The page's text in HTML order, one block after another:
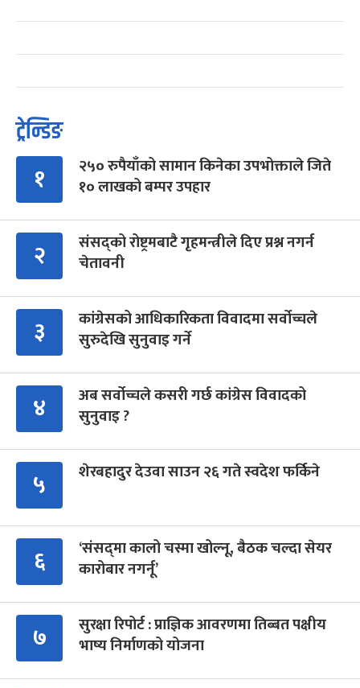
ट्रेन्डिङ
१
२५० रुपैयाँको सामान किनेका उपभोक्ताले जिते
१० लाखको बम्पर उपहार
२
संसद्को रोष्ट्रमबाटै गृहमन्त्रीले दिए प्रश्न नगर्न
चेतावनी
३
कांग्रेसको आधिकारिकता विवादमा सर्वोच्चले
सुरुदेखि सुनुवाइ गर्ने
४
अब सर्वोच्चले कसरी गर्छ कांग्रेस विवादको
सुनुवाइ ?
५ शेरबहादुर देउवा साउन २६ गते स्वदेश फर्किने
६
‘संसद्‍मा कालो चस्मा खोल्नू, बैठक चल्दा सेयर
कारोबार नगर्नू’
७
सुरक्षा रिपोर्ट : प्राज्ञिक आवरणमा तिब्बत पक्षीय
भाष्य निर्माणको योजना